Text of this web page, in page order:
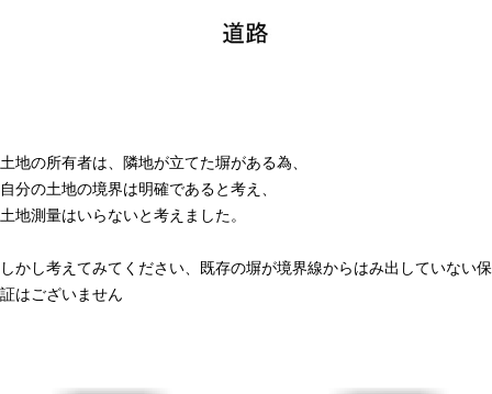
土地の所有者は、隣地が立てた塀がある為、
自分の土地の境界は明確であると考え、
土地測量はいらないと考えました。
しかし考えてみてください、既存の塀が境界線からはみ出していない保
証はございません